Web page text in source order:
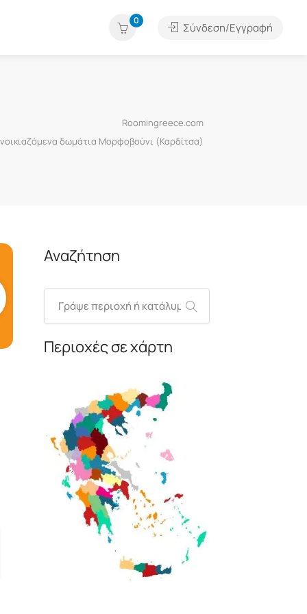
0
Σύνδεση/Εγγραφή
Roomingreece.com
δωμάτια Μορφοβούνι (Καρδίτσα)
Αναζήτηση
Περιοχές σε χάρτη